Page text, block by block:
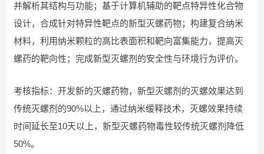
并解析其结构与功能；基于计算机辅助的靶点特异性化合物
设计，合成针对特异性靶点的新型灭螺药物；构建复合纳米
材料，利用纳米颗粒的高比表面积和靶向富集能力，提高灭
螺药的靶向性；完成新型灭螺剂的安全性与环境行为评价。
考核指标：开发新的灭螺药物，新型灭螺剂的灭螺效果达到
传统灭螺剂的90%以上，通过纳米缓释技术，灭螺效果持续
时间延长至10天以上，新型灭螺药物毒性较传统灭螺剂降低
50%。